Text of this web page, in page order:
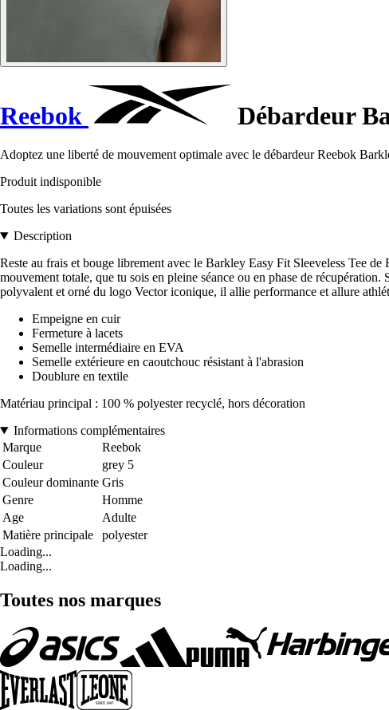
Reebok Débardeur
Adoptez une liberté de mouvement optimale avec le débardeur Reebok
Produit indisponible
Toutes les variations sont épuisées
Description
Reste au frais et bouge librement avec le Barkley Easy Fit Sleeveless Tee
mouvement totale, que tu sois en pleine séance ou en phase de
polyvalent et orné du logo Vector iconique, il allie performance et allure
Empeigne en cuir
Fermeture à lacets
Semelle intermédiaire en EVA
Semelle extérieure en caoutchouc résistant à l'abrasion
Doublure en textile
Matériau principal : 100 % polyester recyclé, hors décoration
Informations complémentaires
Marque
Reebok
Couleur
grey 5
Couleur dominante Gris
Genre
Homme
Age
Adulte
Matière principale
polyester
Loading...
Loading...
Toutes nos marques